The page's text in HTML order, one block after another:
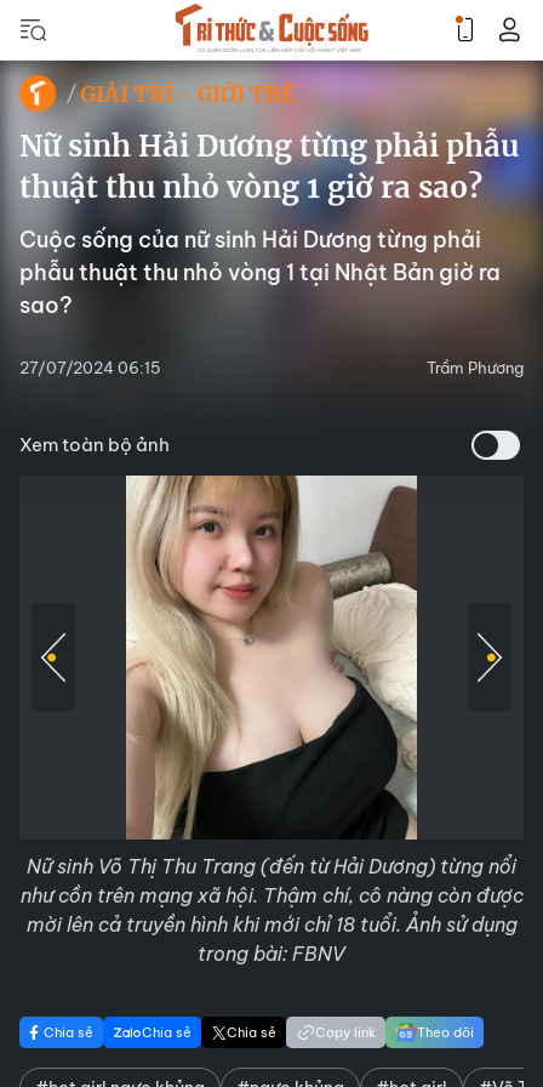
GIẢI TRÍ - GIỚI TRẺ
Nữ sinh Hải Dương từng phải phẫu
thuật thu nhỏ vòng 1 giờ ra sao?
Cuộc sống của nữ sinh Hải Dương từng phải
phẫu thuật thu nhỏ vòng 1 tại Nhật Bản giờ ra
sao?
27/07/2024 06:15 Trầm Phương
Xem toàn bộ ảnh
Nữ sinh Võ Thị Thu Trang (đến từ Hải Dương) từng nổi
như cồn trên mạng xã hội. Thậm chí, cô nàng còn được
mời lên cả truyền hình khi mới chỉ 18 tuổi. Ảnh sử dụng
trong bài: FBNV
Chia sẻ Chia sẻ Chia sẻ Copy link Theo dõi